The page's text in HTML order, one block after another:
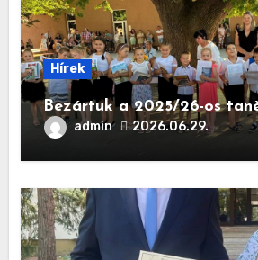
Hírek
Bezártuk a 2025/26-os
admin 2026.06.29.